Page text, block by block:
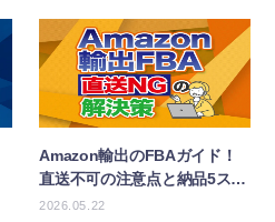
Amazon輸出のFBAガイド！
直送不可の注意点と納品5ステ
ップを解説！
2026.05.22